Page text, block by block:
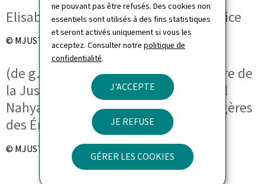
ne pouvant pas être refusés. Des cookies non
essentiels sont utilisés à des fins statistiques
et seront activés uniquement si vous les
acceptez. Consulter notrepolitique de
confidentialité.
J'ACCEPTE
JE REFUSE
GÉRER LES COOKIES
Elisabeth Margue, ministre de la Justice
© MJUST
(de g. à dr.) Elisabeth Margue, ministre de
la Justice ; S.A. Abdallah Ben Zayed Al
Nahyane, ministre des Affaires étrangères
des Émirats arabes unis
© MJUST